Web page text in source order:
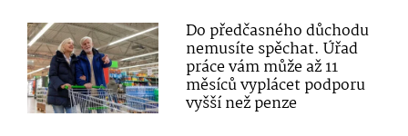
Do předčasného důchodu
nemusíte spěchat. Úřad
práce vám může až 11
měsíců vyplácet podporu
vyšší než penze